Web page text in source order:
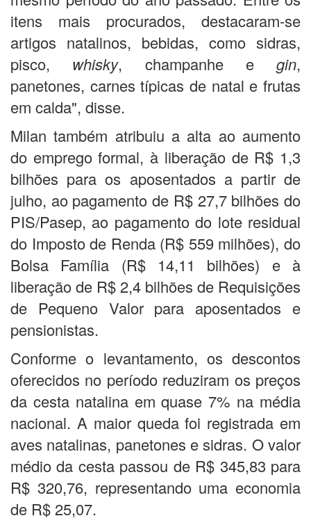
itens mais procurados, destacaram-se
artigos natalinos, bebidas, como sidras,
pisco, whisky, champanhe e gin,
panetones, carnes típicas de natal e frutas
em calda", disse.
Milan também atribuiu a alta ao aumento
do emprego formal, à liberação de R$ 1,3
bilhões para os aposentados a partir de
julho, ao pagamento de R$ 27,7 bilhões do
PIS/Pasep, ao pagamento do lote residual
do Imposto de Renda (R$ 559 milhões), do
Bolsa Família (R$ 14,11 bilhões) e à
liberação de R$ 2,4 bilhões de Requisições
de Pequeno Valor para aposentados e
pensionistas.
Conforme o levantamento, os descontos
oferecidos no período reduziram os preços
da cesta natalina em quase 7% na média
nacional. A maior queda foi registrada em
aves natalinas, panetones e sidras. O valor
médio da cesta passou de R$ 345,83 para
R$ 320,76, representando uma economia
de R$ 25,07.